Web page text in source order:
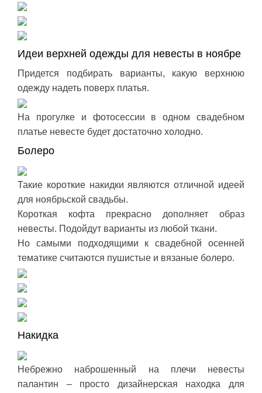
Идеи верхней одежды для невесты в ноябре
Придется подбирать варианты, какую верхнюю
одежду надеть поверх платья.
На прогулке и фотосессии в одном свадебном
платье невесте будет достаточно холодно.
Болеро
Такие короткие накидки являются отличной идеей
для ноябрьской свадьбы.
Короткая кофта прекрасно дополняет образ
невесты. Подойдут варианты из любой ткани.
Но самыми подходящими к свадебной осенней
тематике считаются пушистые и вязаные болеро.
Накидка
Небрежно наброшенный на плечи невесты
палантин – просто дизайнерская находка для